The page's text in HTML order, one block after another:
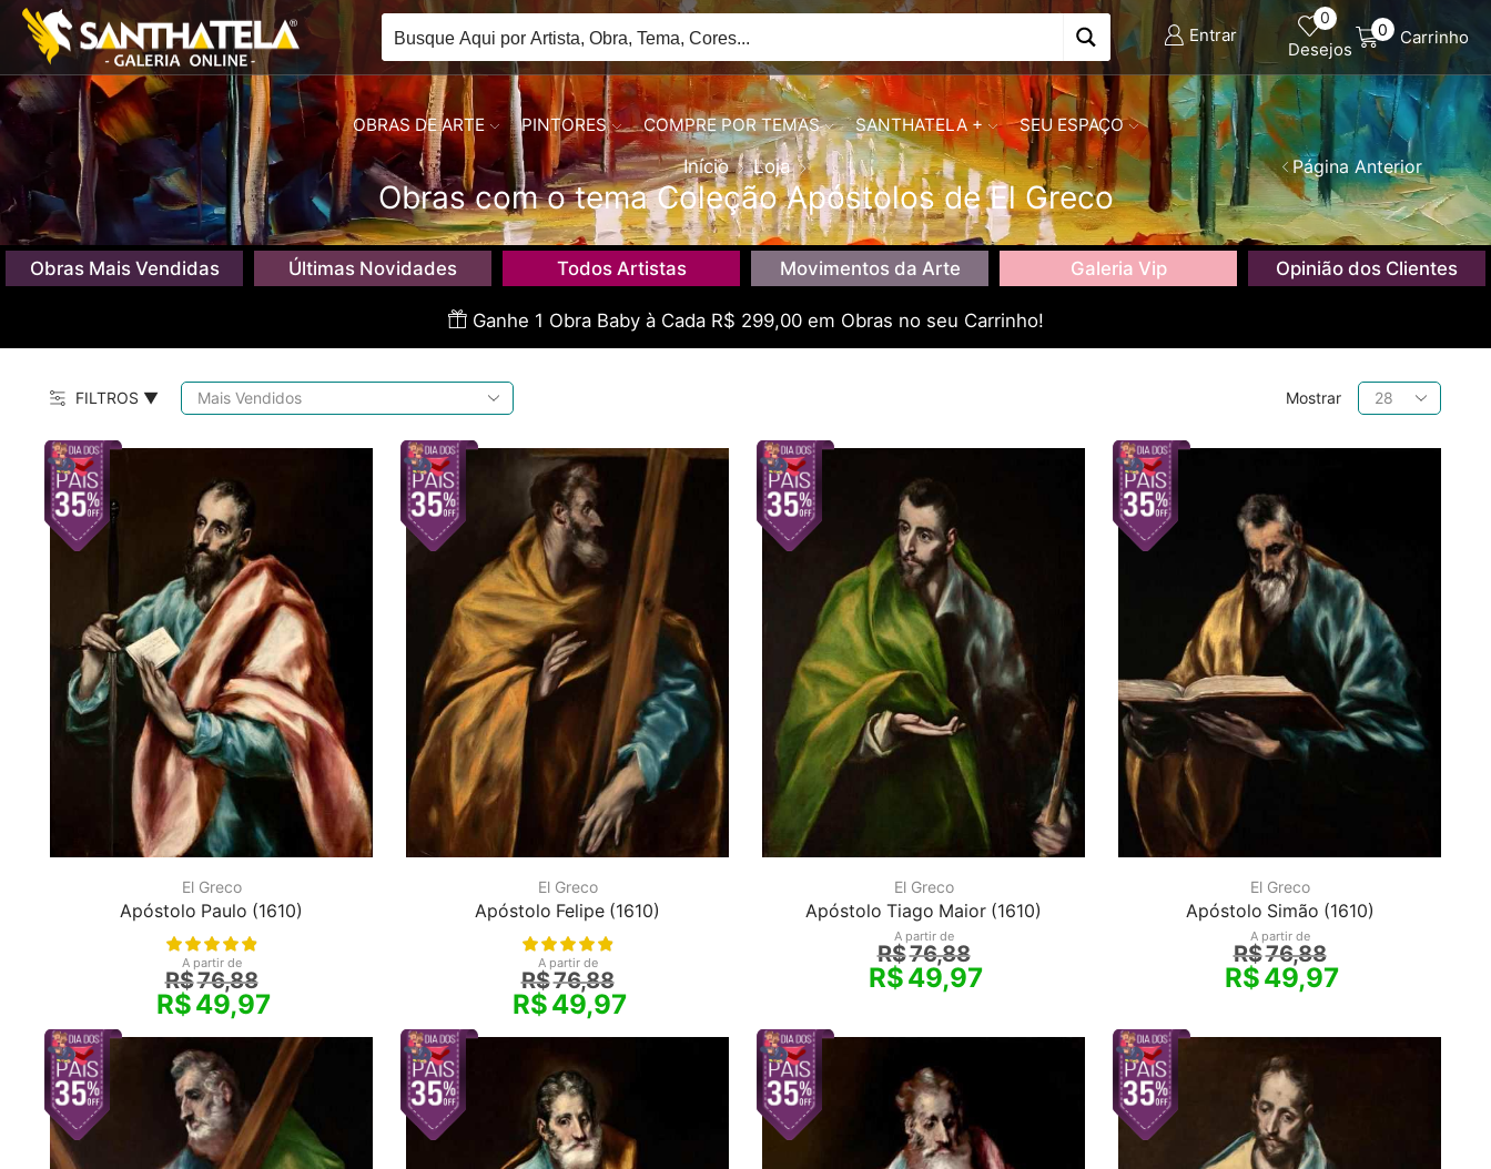
Entrar
0
Desejos
0 Carrinho
OBRAS DE ARTE PINTORES COMPRE POR TEMAS SANTHATELA + SEU ESPAÇO
Início Loja
Obras com o tema Coleção Apóstolos de El Greco
Página Anterior
Obras Mais Vendidas Últimas Novidades Todos Artistas Movimentos da Arte Galeria Vip Opinião dos Clientes
Ganhe 1 Obra Baby à Cada R$ 299,00 em Obras no seu Carrinho!
FILTROS ▼ Mostrar
Produtos
por
El Greco
Apóstolo Paulo (1610)
A partir de
R$76,88
R$49,97
El Greco
Apóstolo Felipe (1610)
A partir de
R$76,88
R$49,97
El Greco
Apóstolo Tiago Maior (1610)
A partir de
R$76,88
R$49,97
El Greco
Apóstolo Simão (1610)
A partir de
R$76,88
R$49,97